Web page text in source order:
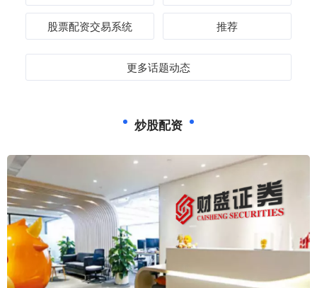
股票配资交易系统 推荐
更多话题动态
炒股配资